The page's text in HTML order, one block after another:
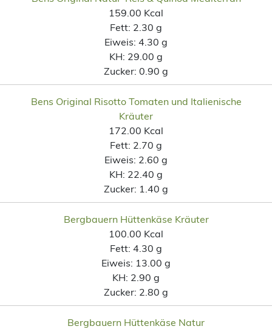
159.00 Kcal
Fett: 2.30 g
Eiweis: 4.30 g
KH: 29.00 g
Zucker: 0.90 g
Bens Original Risotto Tomaten und Italienische
Kräuter
172.00 Kcal
Fett: 2.70 g
Eiweis: 2.60 g
KH: 22.40 g
Zucker: 1.40 g
Bergbauern Hüttenkäse Kräuter
100.00 Kcal
Fett: 4.30 g
Eiweis: 13.00 g
KH: 2.90 g
Zucker: 2.80 g
Bergbauern Hüttenkäse Natur